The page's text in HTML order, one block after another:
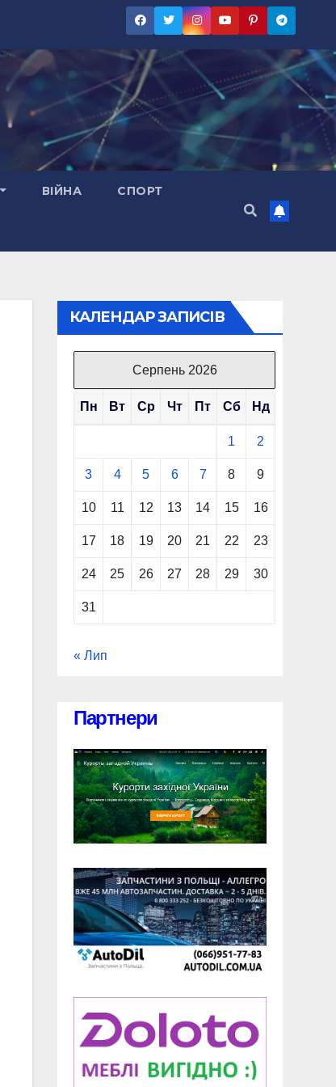
ВІЙНА СПОРТ
КАЛЕНДАР ЗАПИСІВ
Серпень 2026
Пн Вт Ср Чт Пт Сб Нд
1 2
3 4 5 6 7 8 9
10 11 12 13 14 15 16
17 18 19 20 21 22 23
24 25 26 27 28 29 30
31
« Лип
Партнери